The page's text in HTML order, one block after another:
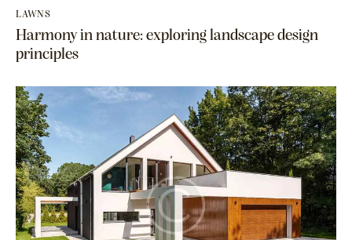
LAWNS
Harmony in nature: exploring landscape design
principles